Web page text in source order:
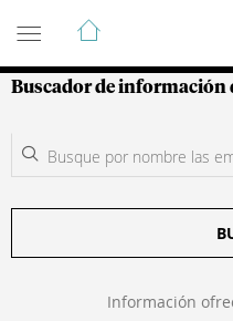
Guía de
Buscador de información
Información